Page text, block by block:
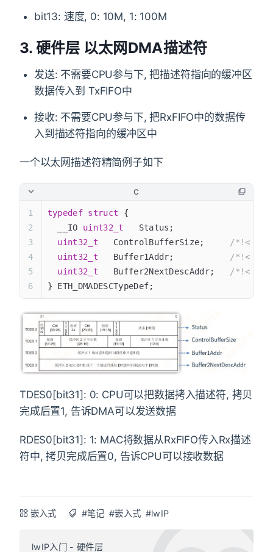
bit13: 速度, 0: 10M, 1: 100M
3. 硬件层 以太网DMA描述符
发送: 不需要CPU参与下, 把描述符指向的缓冲区
数据传入到 TxFIFO中
接收: 不需要CPU参与下, 把RxFIFO中的数据传
入到描述符指向的缓冲区中
一个以太网描述符精简例子如下
C
typedef struct {
  __IO
uint32_t
   Status;
  uint32_t
   ControlBufferSize;
/*!< 缓冲
  uint32_t
   Buffer1Addr;
/*!< 缓
  uint32_t
   Buffer2NextDescAddr;
/*!< 缓冲
} ETH_DMADESCTypeDef;
TDES0[bit31]: 0: CPU可以把数据拷入描述符, 拷贝
完成后置1, 告诉DMA可以发送数据
RDES0[bit31]: 1: MAC将数据从RxFIFO传入Rx描述
符中, 拷贝完成后置0, 告诉CPU可以接收数据
嵌入式 #笔记 #嵌入式 #lwIP
lwIP入门 - 硬件层